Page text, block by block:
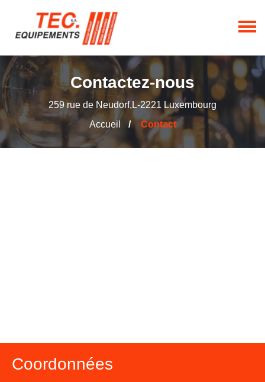
Contactez-nous
259 rue de Neudorf,L-2221 Luxembourg
Accueil
Contact
Coordonnées